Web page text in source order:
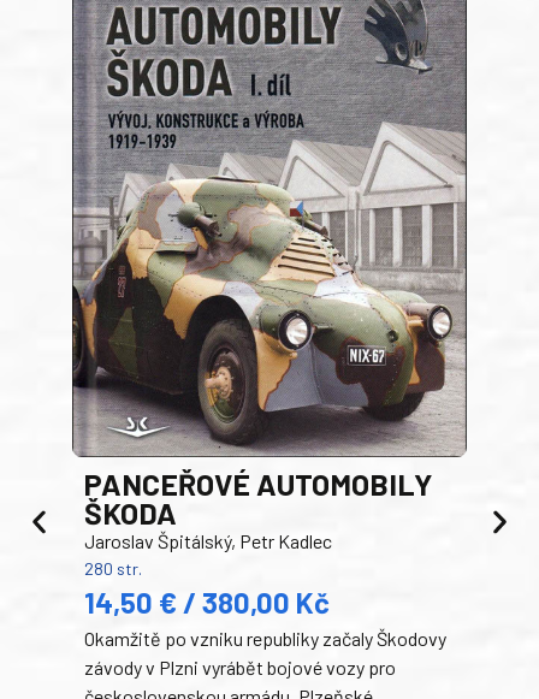
PANCEŘOVÉ AUTOMOBILY
ŠKODA
Jaroslav Špitálský, Petr Kadlec
280 str.
14,50 € / 380,00 Kč
Okamžitě po vzniku republiky začaly Škodovy
závody v Plzni vyrábět bojové vozy pro